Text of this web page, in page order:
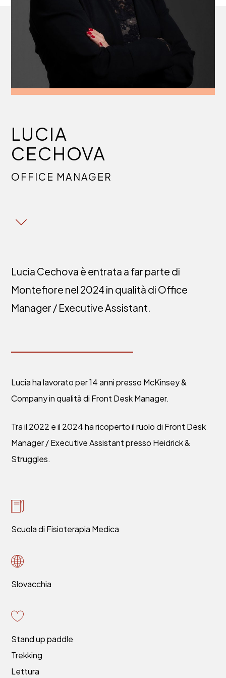
LUCIA
CECHOVA
OFFICE MANAGER
Scuola di Fisioterapia Medica
Slovacchia
Stand up paddle
Trekking
Lettura
Lucia Cechova è entrata a far parte di
Montefiore nel 2024 in qualità di Office
Manager / Executive Assistant.
Lucia ha lavorato per 14 anni presso McKinsey &
Company in qualità di Front Desk Manager.
Tra il 2022 e il 2024 ha ricoperto il ruolo di Front Desk
Manager / Executive Assistant presso Heidrick &
Struggles.